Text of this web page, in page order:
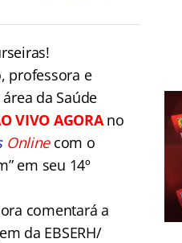
professora e
da Saúde
VIVO AGORAno
Onlinecom o
em seu 14º
comentará a
da EBSERH/